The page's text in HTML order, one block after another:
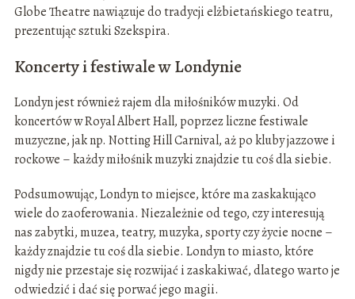
Globe Theatre nawiązuje do tradycji elżbietańskiego teatru,
prezentując sztuki Szekspira.
Koncerty i festiwale w Londynie
Londyn jest również rajem dla miłośników muzyki. Od
koncertów w Royal Albert Hall, poprzez liczne festiwale
muzyczne, jak np. Notting Hill Carnival, aż po kluby jazzowe i
rockowe – każdy miłośnik muzyki znajdzie tu coś dla siebie.
Podsumowując, Londyn to miejsce, które ma zaskakująco
wiele do zaoferowania. Niezależnie od tego, czy interesują
nas zabytki, muzea, teatry, muzyka, sporty czy życie nocne –
każdy znajdzie tu coś dla siebie. Londyn to miasto, które
nigdy nie przestaje się rozwijać i zaskakiwać, dlatego warto je
odwiedzić i dać się porwać jego magii.